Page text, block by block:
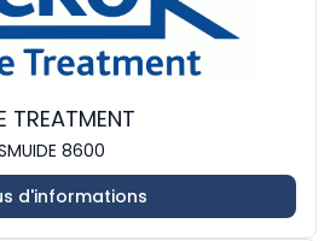
TREATMENT
8600
d'informations